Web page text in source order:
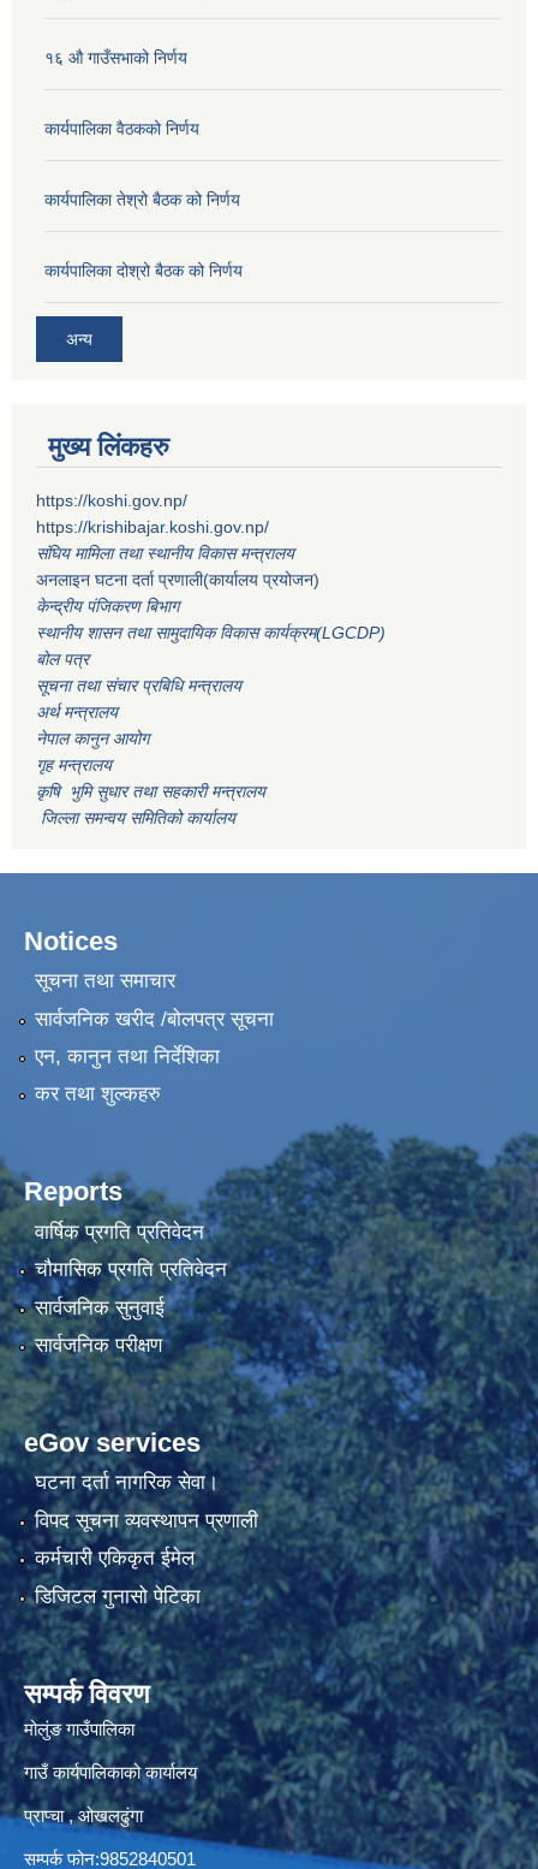
१६ औ गाउँसभाको निर्णय
कार्यपालिका वैठकको निर्णय
कार्यपालिका तेश्रो बैठक को निर्णय
कार्यपालिका दोश्रो बैठक को निर्णय
अन्य
मुख्य लिंकहरु
https://koshi.gov.np/
https://krishibajar.koshi.gov.np/
संघिय मामिला तथा स्थानीय विकास मन्त्रालय
अनलाइन घटना दर्ता प्रणाली(कार्यालय प्रयोजन)
केन्द्रीय पंजिकरण बिभाग
स्थानीय शासन तथा सामुदायिक विकास कार्यक्रम(LGCDP)
बोल पत्र
सूचना तथा संचार प्रबिधि मन्त्रालय
अर्थ मन्त्रालय
नेपाल कानुन आयोग
गृह मन्त्रालय
कृषि भुमि सुधार तथा सहकारी मन्त्रालय
जिल्ला समन्वय समितिको कार्यालय
Notices
सूचना तथा समाचार
सार्वजनिक खरीद /बोलपत्र सूचना
एन, कानुन तथा निर्देशिका
कर तथा शुल्कहरु
Reports
वार्षिक प्रगति प्रतिवेदन
चौमासिक प्रगति प्रतिवेदन
सार्वजनिक सुनुवाई
सार्वजनिक परीक्षण
eGov services
घटना दर्ता नागरिक सेवा।
विपद सूचना व्यवस्थापन प्रणाली
कर्मचारी एकिकृत ईमेल
डिजिटल गुनासो पेटिका
सम्पर्क विवरण
मोलुंङ गाउँपालिका
गाउँ कार्यपालिकाको कार्यालय
प्राप्चा , ओखलढुंगा
सम्पर्क फोन:9852840501